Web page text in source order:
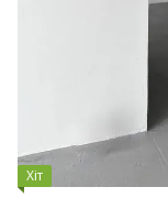
Хіт